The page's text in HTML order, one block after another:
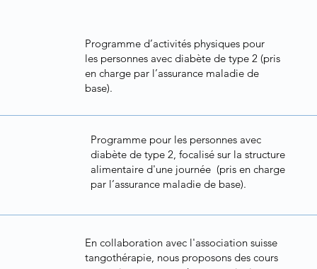
En collaboration avec l'association suisse
tangothérapie, nous proposons des cours
Programme d’activités physiques pour
les personnes avec diabète de type 2 (pris
en charge par l’assurance maladie de
base).
Programme pour les personnes avec
diabète de type 2, focalisé sur la structure
alimentaire d'une journée (pris en charge
par l’assurance maladie de base).